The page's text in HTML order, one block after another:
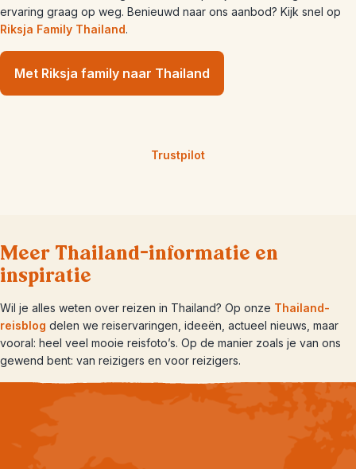
ervaring graag op weg. Benieuwd naar ons aanbod? Kijk snel op
Riksja Family Thailand.
Met Riksja family naar Thailand
Trustpilot
Meer Thailand-informatie en
inspiratie
Wil je alles weten over reizen in Thailand? Op onze Thailand-
reisblog delen we reiservaringen, ideeën, actueel nieuws, maar
vooral: heel veel mooie reisfoto’s. Op de manier zoals je van ons
gewend bent: van reizigers en voor reizigers.